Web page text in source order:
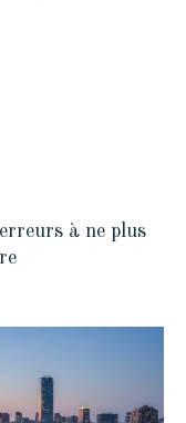
à ne plus